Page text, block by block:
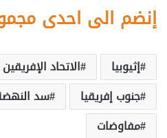
إنضم الى احدى
إثيوبيا الاتحاد
جنوب إفريقيا
سد
مفاوضات